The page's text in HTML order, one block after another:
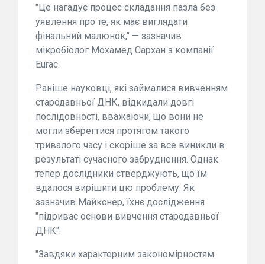
"Це нагадує процес складання пазла без
уявлення про те, як має виглядати
фінальний малюнок," — зазначив
мікробіолог Мохамед Сархан з компанії
Eurac.
Раніше науковці, які займалися вивченням
стародавньої ДНК, відкидали довгі
послідовності, вважаючи, що вони не
могли зберегтися протягом такого
тривалого часу і скоріше за все виникли в
результаті сучасного забруднення. Однак
тепер дослідники стверджують, що їм
вдалося вирішити цю проблему. Як
зазначив Майкснер, їхнє дослідження
"підриває основи вивчення стародавньої
ДНК".
"Завдяки характерним закономірностям